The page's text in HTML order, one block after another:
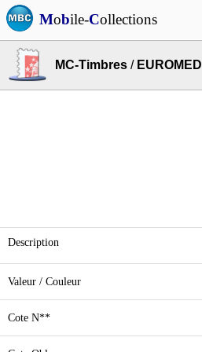
Mobile-Collections
MC-Timbres / EUROMED
Description
Valeur / Couleur
Cote N**